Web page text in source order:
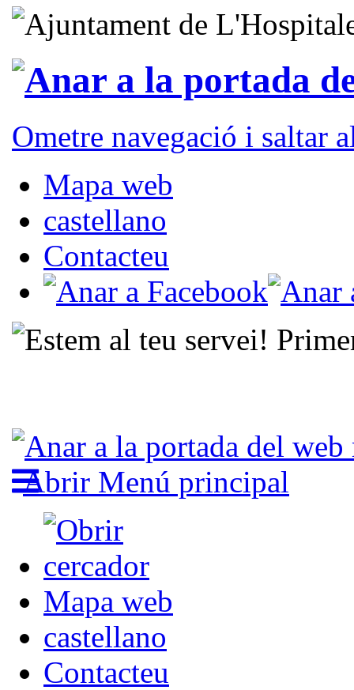
Ometre navegació i saltar
Mapa web
castellano
Contacteu
Abrir Menú principal
Mapa web
castellano
Contacteu